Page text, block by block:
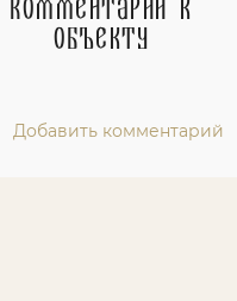
Комментарии к
объекту
Добавить комментарий